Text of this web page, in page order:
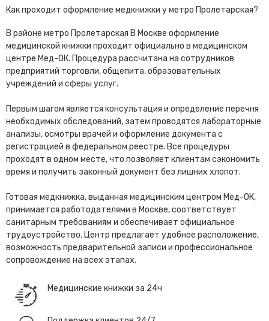
Как проходит оформление медкнижки у метро Пролетарская?
В районе метро Пролетарская В Москве оформление
медицинской книжки проходит официально в медицинском
центре Мед-ОК. Процедура рассчитана на сотрудников
предприятий торговли, общепита, образовательных
учреждений и сферы услуг.
Первым шагом является консультация и определение перечня
необходимых обследований, затем проводятся лабораторные
анализы, осмотры врачей и оформление документа с
регистрацией в федеральном реестре. Все процедуры
проходят в одном месте, что позволяет клиентам сэкономить
время и получить законный документ без лишних хлопот.
Готовая медкнижка, выданная медицинским центром Мед-ОК,
принимается работодателями в Москве, соответствует
санитарным требованиям и обеспечивает официальное
трудоустройство. Центр предлагает удобное расположение,
возможность предварительной записи и профессиональное
сопровождение на всех этапах.
Медицинские книжки за 24ч